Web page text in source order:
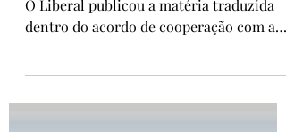
“No dia 06 de Fevereiro de 2022, o Jornal
O Liberal publicou a matéria traduzida